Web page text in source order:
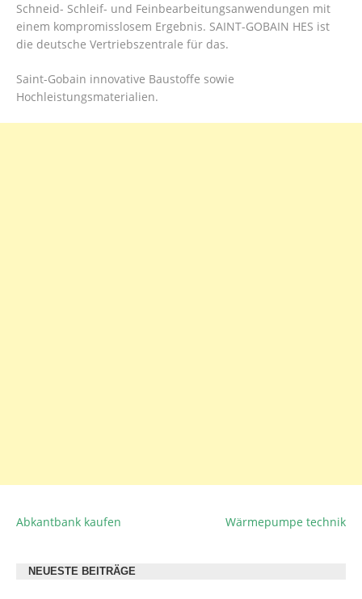
Schneid- Schleif- und Feinbearbeitungsanwendungen mit
einem kompromisslosem Ergebnis. SAINT-GOBAIN HES ist
die deutsche Vertriebszentrale für das.
Saint-Gobain innovative Baustoffe sowie
Hochleistungsmaterialien.
BEITRAGSNAVIGATION
Abkantbank kaufen Wärmepumpe technik
NEUESTE BEITRÄGE